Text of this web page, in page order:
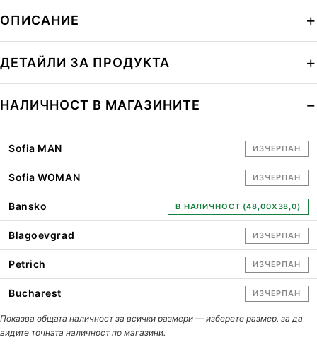
ОПИСАНИЕ
ДЕТАЙЛИ ЗА ПРОДУКТА
НАЛИЧНОСТ В МАГАЗИНИТЕ
Sofia MAN ИЗЧЕРПАН
Sofia WOMAN ИЗЧЕРПАН
Bansko В НАЛИЧНОСТ (48,00X38,0)
Blagoevgrad ИЗЧЕРПАН
Petrich ИЗЧЕРПАН
Bucharest ИЗЧЕРПАН
Показва общата наличност за всички размери — изберете размер, за да
видите точната наличност по магазини.